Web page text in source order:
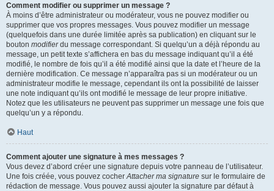
Comment modifier ou supprimer un message ?
À moins d’être administrateur ou modérateur, vous ne pouvez modifier ou
supprimer que vos propres messages. Vous pouvez modifier un message
(quelquefois dans une durée limitée après sa publication) en cliquant sur le
bouton modifierdu message correspondant. Si quelqu’un a déjà répondu au
message, un petit texte s’affichera en bas du message indiquant qu’il a été
modifié, le nombre de fois qu’il a été modifié ainsi que la date et l’heure de la
dernière modification. Ce message n’apparaîtra pas si un modérateur ou un
administrateur modifie le message, cependant ils ont la possibilité de laisser
une note indiquant qu’ils ont modifié le message de leur propre initiative.
Notez que les utilisateurs ne peuvent pas supprimer un message une fois que
quelqu’un y a répondu.
Haut
Comment ajouter une signature à mes messages ?
Vous devez d’abord créer une signature depuis votre panneau de l’utilisateur.
Une fois créée, vous pouvez cocherAttacher ma signature sur le formulaire de
rédaction de message. Vous pouvez aussi ajouter la signature par défaut à